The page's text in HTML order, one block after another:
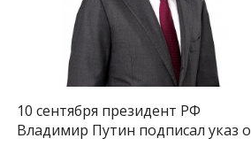
10 сентября президент РФ
Владимир Путин подписал указ о